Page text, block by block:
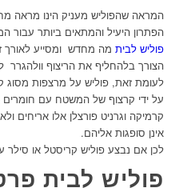
המראה שהפוליש מעניק הינו מראה
הפתרון היעיל והמתאים ביותר עבור
פוליש לביתמה מחדש ומסייע לאורך
הצורך בלהחליף את הריצוף וולהגרר
לעומת זאת, פוליש על מרצפות מסוג
על ידי קרצוף של המשטח עם חומרים
קרמיקה וגרניט פורצלן אלו אריחים
אינן סופגות אליהם.
לכן אם נבצע פוליש קריסטל או סילר
פוליש לבית